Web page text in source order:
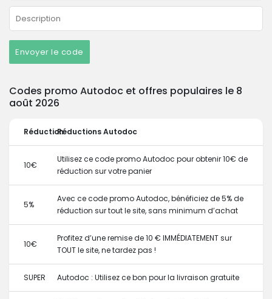
Envoyer le code
Codes promo Autodoc et offres populaires le 8
août 2026
RéductionRéductions Autodoc
10€
Utilisez ce code promo Autodoc pour obtenir 10€ de
réduction sur votre panier
5%
Avec ce code promo Autodoc, bénéficiez de 5% de
réduction sur tout le site, sans minimum d’achat
10€
Profitez d’une remise de 10 € IMMÉDIATEMENT sur
TOUT le site, ne tardez pas !
SUPER Autodoc : Utilisez ce bon pour la livraison gratuite